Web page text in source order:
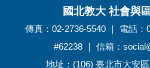
國北教大 社會與
傳真：02-2736-5540 ｜ 電話：
#62238 ｜ 信箱：
地址：(106) 臺北市大安